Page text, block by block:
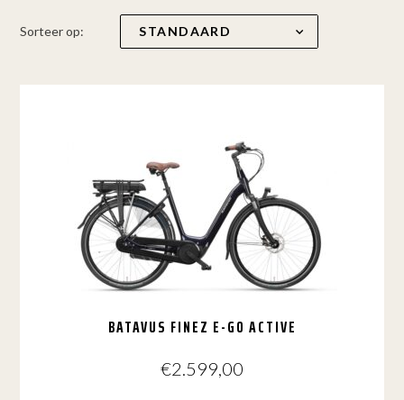
Sorteer op:
BATAVUS FINEZ E-GO ACTIVE
€2.599,00